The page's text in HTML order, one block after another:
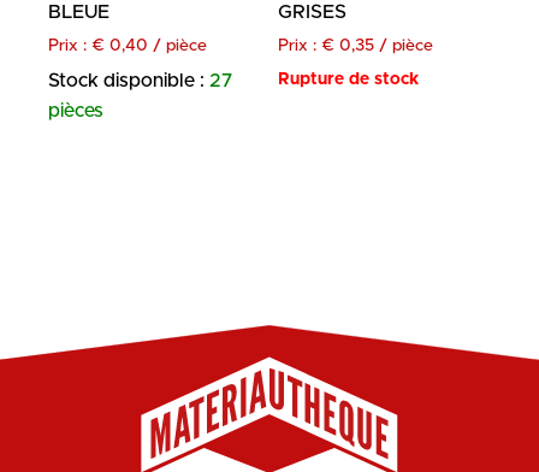
BLEUE
Prix : € 0,40 / pièce
Stock disponible : 27
pièces
GRISES
Prix : € 0,35 / pièce
Rupture de stock